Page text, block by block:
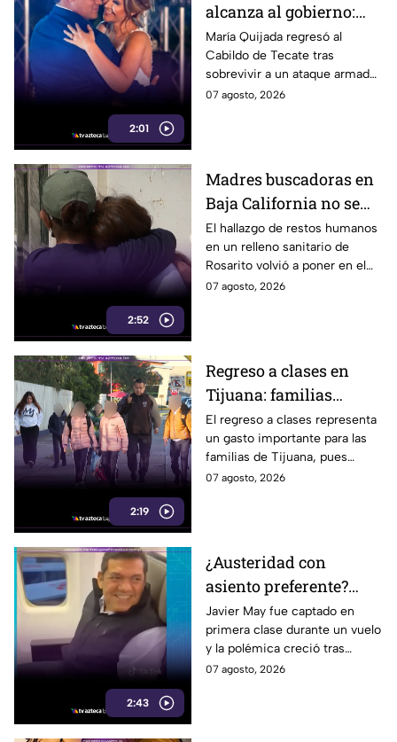
2:01
alcanza al gobierno:
regidora de Tecate
vuelve al Cabildo tras
sobrevivir a un ataque
armado
María Quijada regresó al
Cabildo de Tecate tras
sobrevivir a un ataque armado
en el que murió su esposo y
07 agosto, 2026
2:52
Madres buscadoras en
Baja California no se
detienen: hallazgo de
restos humanos
reaviva la
preocupación
El hallazgo de restos humanos
en un relleno sanitario de
Rosarito volvió a poner en el
centro la labor de las madres
07 agosto, 2026
2:19
Regreso a clases en
Tijuana: familias
podrían gastar hasta 5
mil pesos en uniformes
y calzado
El regreso a clases representa
un gasto importante para las
familias de Tijuana, pues
uniformes y calzado pueden
07 agosto, 2026
2:43
¿Austeridad con
asiento preferente?
Captan a Javier May
sonriente en primera
clase y Morena le “jala
las orejas”
Javier May fue captado en
primera clase durante un vuelo
y la polémica creció tras
imágenes de un presunto reloj
07 agosto, 2026